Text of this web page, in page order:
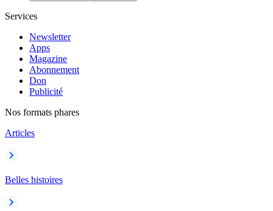
Services
Newsletter
Apps
Magazine
Abonnement
Don
Publicité
Nos formats phares
Articles
Belles histoires